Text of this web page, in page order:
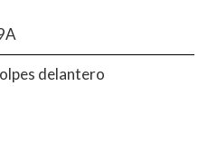
delantero